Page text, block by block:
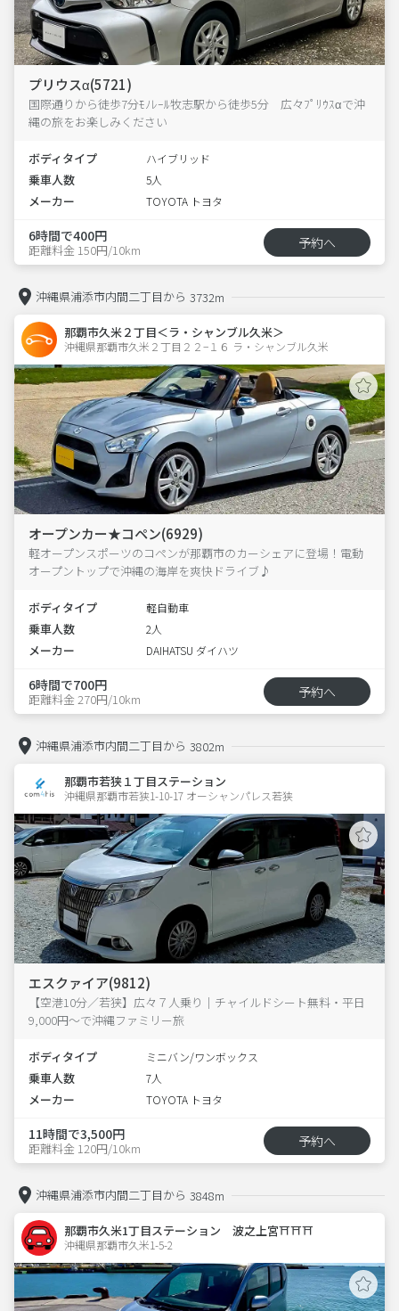
プリウスα(5721)
国際通りから徒歩7分ﾓﾉﾚｰﾙ牧志駅から徒歩5分 広々ﾌﾟﾘｳｽαで沖
縄の旅をお楽しみください
ボディタイプ ハイブリッド
乗車人数 5人
メーカー TOYOTA トヨタ
6時間で400円
距離料金 150円/10km 予約へ
沖縄県浦添市内間二丁目から 3732m
那覇市久米２丁目＜ラ・シャンブル久米＞
沖縄県那覇市久米２丁目２２−１６ ラ・シャンブル久米
オープンカー★コペン(6929)
軽オープンスポーツのコペンが那覇市のカーシェアに登場！電動
オープントップで沖縄の海岸を爽快ドライブ♪
ボディタイプ 軽自動車
乗車人数 2人
メーカー DAIHATSU ダイハツ
6時間で700円
距離料金 270円/10km 予約へ
沖縄県浦添市内間二丁目から 3802m
那覇市若狭１丁目ステーション
沖縄県那覇市若狭1-10-17 オーシャンパレス若狭
エスクァイア(9812)
【空港10分／若狭】広々７人乗り｜チャイルドシート無料・平日
9,000円〜で沖縄ファミリー旅
ボディタイプ ミニバン/ワンボックス
乗車人数 7人
メーカー TOYOTA トヨタ
11時間で3,500円
距離料金 120円/10km 予約へ
沖縄県浦添市内間二丁目から 3848m
那覇市久米1丁目ステーション 波之上宮⛩️⛩️⛩️
沖縄県那覇市久米1-5-2